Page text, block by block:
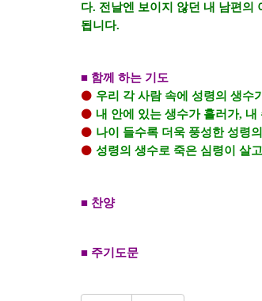
다. 전날엔 보이지 않던 내 남편의
됩니다.
■ 함께 하는 기도
⚫ 우리 각 사람 속에 성령의 생수
⚫ 내 안에 있는 생수가 흘러가, 내
⚫ 나이 들수록 더욱 풍성한 성령
⚫ 성령의 생수로 죽은 심령이 살
■ 찬양
■ 주기도문